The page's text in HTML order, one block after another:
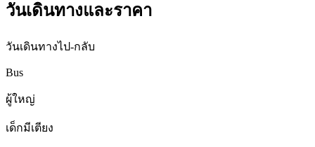
วันเดินทางและราคา
วันเดินทางไป-กลับ
Bus
ผู้ใหญ่
เด็กมีเตียง